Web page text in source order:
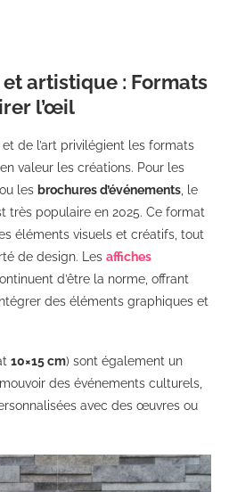
artistique : Formats
l’œil
de l’art privilégient les formats
valeur les créations. Pour les
ou les brochures d’événements, le
très populaire en 2025. Ce format
éléments visuels et créatifs, tout
de design. Les affiches
d’être la norme, offrant
des éléments graphiques et
10×15 cm) sont également un
des événements culturels,
avec des œuvres ou